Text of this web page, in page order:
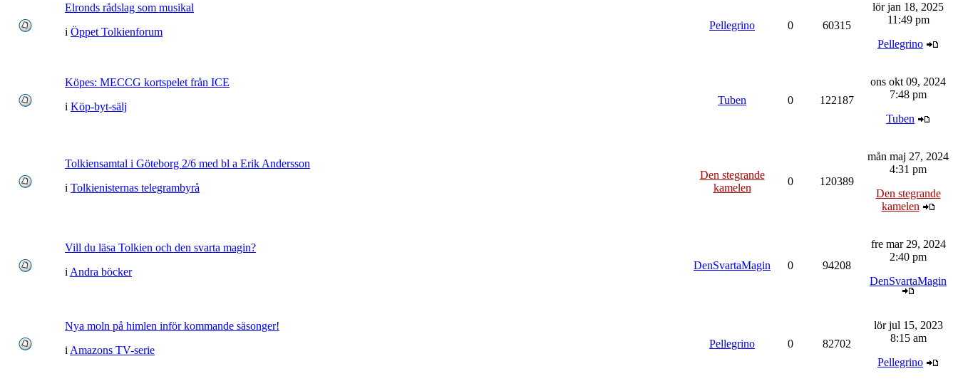
Elronds rådslag som musikal
i Öppet Tolkienforum
Pellegrino 0 60315
lör jan 18, 2025
11:49 pm
Pellegrino
Köpes: MECCG kortspelet från ICE
i Köp-byt-sälj
Tuben 0 122187
ons okt 09, 2024
7:48 pm
Tuben
Tolkiensamtal i Göteborg 2/6 med bl a Erik Andersson
i Tolkienisternas telegrambyrå
Den stegrande
kamelen
0 120389
mån maj 27, 2024
4:31 pm
Den stegrande
kamelen
Vill du läsa Tolkien och den svarta magin?
i Andra böcker
DenSvartaMagin 0 94208
fre mar 29, 2024
2:40 pm
DenSvartaMagin
Nya moln på himlen inför kommande säsonger!
i Amazons TV-serie
Pellegrino 0 82702
lör jul 15, 2023
8:15 am
Pellegrino